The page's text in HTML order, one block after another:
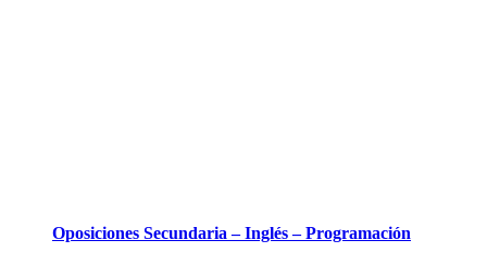
Oposiciones Secundaria – Inglés – Programación